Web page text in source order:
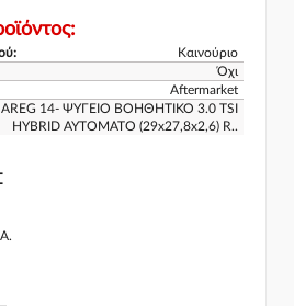
Καινούριο
Όχι
Aftermarket
14- ΨΥΓΕΙΟ ΒΟΗΘΗΤΙΚΟ 3.0 TSI
HYBRID ΑΥΤΟΜΑΤΟ (29x27,8x2,6) R..